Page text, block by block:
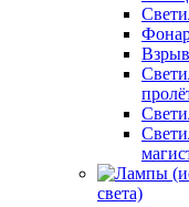
света)